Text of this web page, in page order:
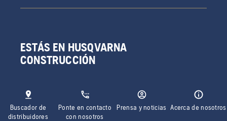
ESTÁS EN HUSQVARNA
CONSTRUCCIÓN
Buscador de
distribuidores
Ponte en contacto
con nosotros
Prensa y noticias Acerca de nosotros